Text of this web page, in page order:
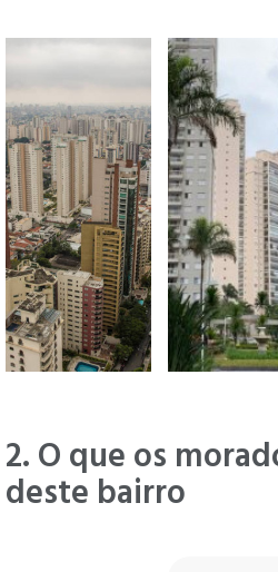
2. O que os
deste bairro